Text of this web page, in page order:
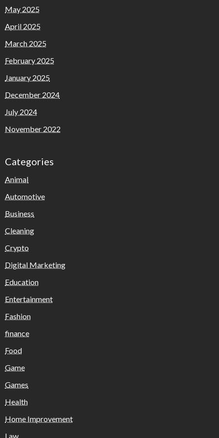
May 2025
April 2025
March 2025
February 2025
January 2025
December 2024
July 2024
November 2022
Categories
Animal
Automotive
Business
Cleaning
Crypto
Digital Marketing
Education
Entertainment
Fashion
finance
Food
Game
Games
Health
Home Improvement
Law